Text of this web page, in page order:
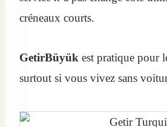
créneaux courts.
GetirBüyük est pratique pour
surtout si vous vivez sans